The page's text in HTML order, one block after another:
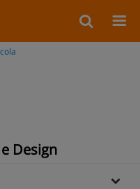
Design